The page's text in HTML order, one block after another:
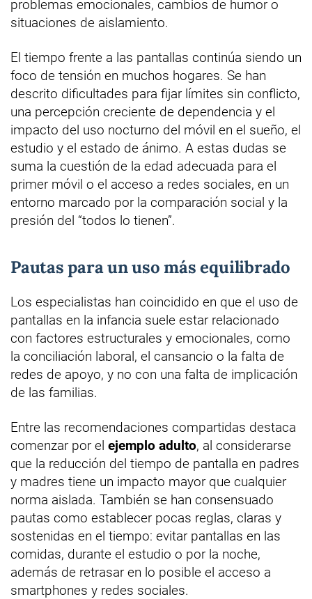
problemas emocionales, cambios de humor o
situaciones de aislamiento.
El tiempo frente a las pantallas continúa siendo un
foco de tensión en muchos hogares. Se han
descrito dificultades para fijar límites sin conflicto,
una percepción creciente de dependencia y el
impacto del uso nocturno del móvil en el sueño, el
estudio y el estado de ánimo. A estas dudas se
suma la cuestión de la edad adecuada para el
primer móvil o el acceso a redes sociales, en un
entorno marcado por la comparación social y la
presión del “todos lo tienen”.
Pautas para un uso más equilibrado
Los especialistas han coincidido en que el uso de
pantallas en la infancia suele estar relacionado
con factores estructurales y emocionales, como
la conciliación laboral, el cansancio o la falta de
redes de apoyo, y no con una falta de implicación
de las familias.
Entre las recomendaciones compartidas destaca
comenzar por el ejemplo adulto, al considerarse
que la reducción del tiempo de pantalla en padres
y madres tiene un impacto mayor que cualquier
norma aislada. También se han consensuado
pautas como establecer pocas reglas, claras y
sostenidas en el tiempo: evitar pantallas en las
comidas, durante el estudio o por la noche,
además de retrasar en lo posible el acceso a
smartphones y redes sociales.